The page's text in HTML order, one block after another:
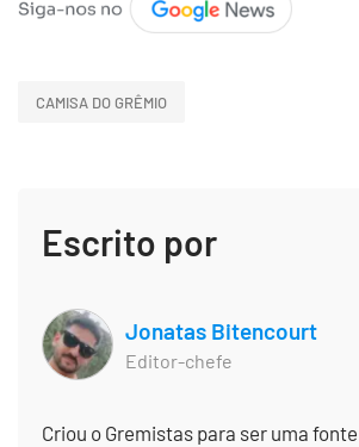
CAMISA DO GRÊMIO
Escrito por
Jonatas Bitencourt
Editor-chefe
Criou o Gremistas para ser uma